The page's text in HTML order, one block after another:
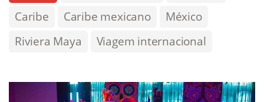
Caribe
Caribe mexicano
México
Riviera Maya
Viagem internacional